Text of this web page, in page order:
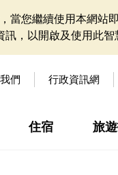
您繼續使用本網站
，以開啟及使用此智
們 行政資訊網
住宿 旅